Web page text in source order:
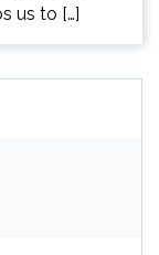
us to […]